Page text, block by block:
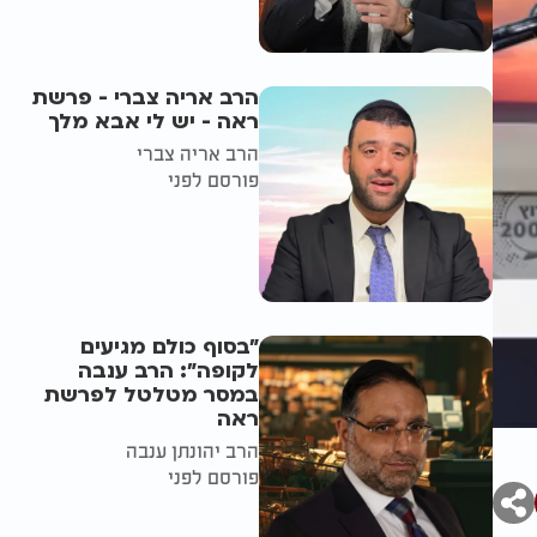
הרב אריה צברי - פרשת
ראה - יש לי אבא מלך
הרב אריה צברי
פורסם לפני
"בסוף כולם מגיעים
לקופה": הרב ענבה
במסר מטלטל לפרשת
ראה
הרב יהונתן ענבה
פורסם לפני